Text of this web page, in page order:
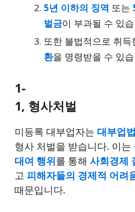
5년 이하의 징역 또는
벌금이 부과될 수 있
또한 불법적으로 취득
환을 명령받을 수 있
1-
1, 형사처벌
미등록 대부업자는 대부업
형사 처벌을 받습니다. 이는
대여 행위를 통해 사회경제
고 피해자들의 경제적 어려
때문입니다.